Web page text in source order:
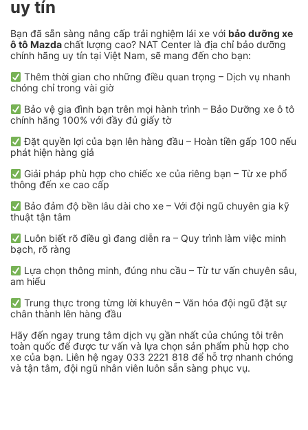
uy tín
Bạn đã sẵn sàng nâng cấp trải nghiệm lái xe với bảo dưỡng xe
ô tô Mazdachất lượng cao? NAT Center là địa chỉ bảo dưỡng
chính hãng uy tín tại Việt Nam, sẽ mang đến cho bạn:
Thêm thời gian cho những điều quan trọng – Dịch vụ nhanh
chóng chỉ trong vài giờ
Bảo vệ gia đình bạn trên mọi hành trình – Bảo Dưỡng xe ô tô
chính hãng 100% với đầy đủ giấy tờ
Đặt quyền lợi của bạn lên hàng đầu – Hoàn tiền gấp 100 nếu
phát hiện hàng giả
Giải pháp phù hợp cho chiếc xe của riêng bạn – Từ xe phổ
thông đến xe cao cấp
Bảo đảm độ bền lâu dài cho xe – Với đội ngũ chuyên gia kỹ
thuật tận tâm
Luôn biết rõ điều gì đang diễn ra – Quy trình làm việc minh
bạch, rõ ràng
Lựa chọn thông minh, đúng nhu cầu – Từ tư vấn chuyên sâu,
am hiểu
Trung thực trong từng lời khuyên – Văn hóa đội ngũ đặt sự
chân thành lên hàng đầu
Hãy đến ngay trung tâm dịch vụ gần nhất của chúng tôi trên
toàn quốc để được tư vấn và lựa chọn sản phẩm phù hợp cho
xe của bạn. Liên hệ ngay 033 2221 818 để hỗ trợ nhanh chóng
và tận tâm, đội ngũ nhân viên luôn sẵn sàng phục vụ.